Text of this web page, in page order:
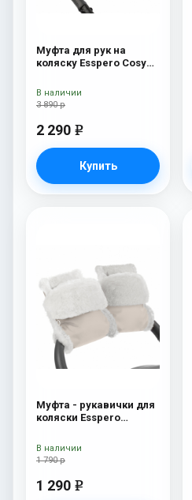
Муфта для рук на
коляску Esspero Cosy
3 890 р
2 290 e
Купить
В наличии
Муфта - рукавички для
коляски Esspero
шерсть) Beige
1 790 р
1 290 e
В наличии